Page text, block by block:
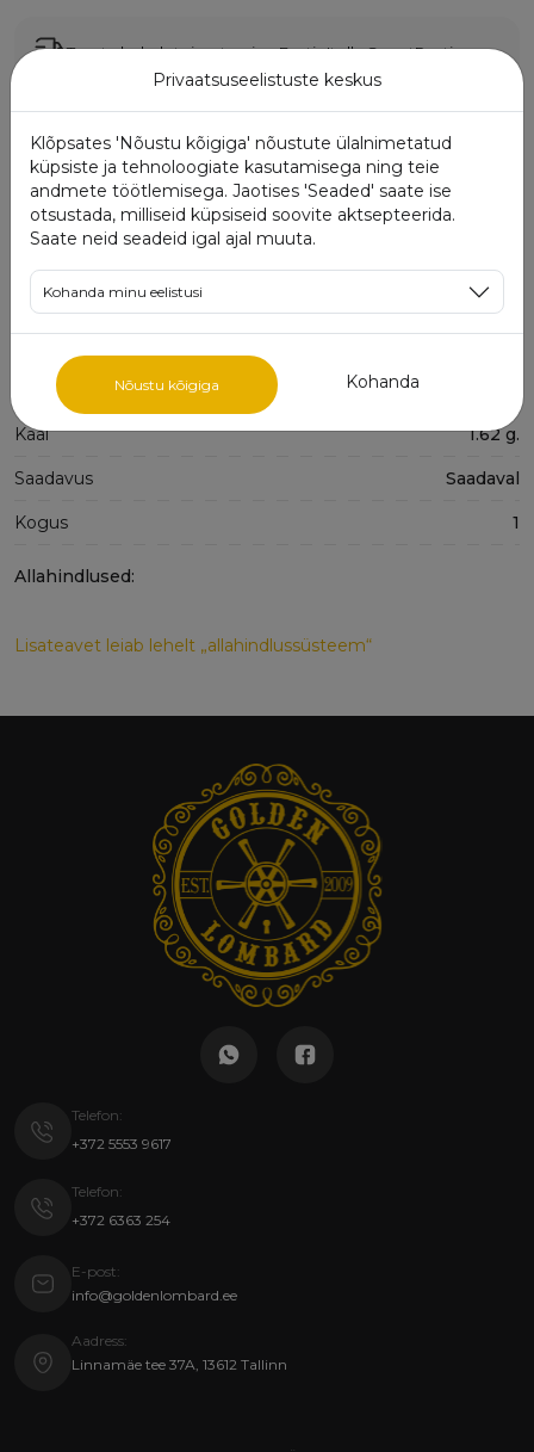
Tasuta kohaletoimetamine Eestis Itella SmartPostiga
Võimalus maksta osade kaupa
Metall Kuld
Proov
Kaal 1.62 g.
Saadavus Saadaval
Kogus 1
Allahindlused:
Lisateavet leiab lehelt „allahindlussüsteem“
Telefon:
+372 5553 9617
E-post:
info@goldenlombard.ee
Telefon:
+372 6363 254
Aadress:
Linnamäe tee 37A, 13612 Tallinn
Privaatsuseelistuste keskus
Klõpsates 'Nõustu kõigiga' nõustute ülalnimetatud
küpsiste ja tehnoloogiate kasutamisega ning teie
andmete töötlemisega. Jaotises 'Seaded' saate ise
otsustada, milliseid küpsiseid soovite aktsepteerida.
Saate neid seadeid igal ajal muuta.
Kohanda minu eelistusi
Nõustu kõigiga Kohanda